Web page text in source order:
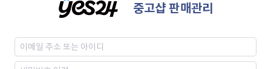
중고샵 판매관리